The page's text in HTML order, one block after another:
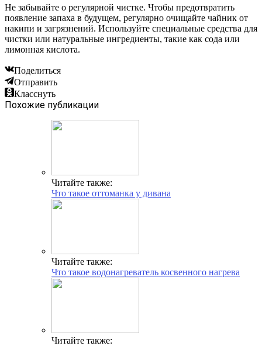
Не забывайте о регулярной чистке. Чтобы предотвратить
появление запаха в будущем, регулярно очищайте чайник от
накипи и загрязнений. Используйте специальные средства для
чистки или натуральные ингредиенты, такие как сода или
лимонная кислота.
Поделиться
Отправить
Класснуть
Похожие публикации
Читайте также:
Что такое оттоманка у дивана
Читайте также:
Что такое водонагреватель косвенного нагрева
Читайте также: